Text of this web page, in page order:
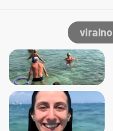
viralno